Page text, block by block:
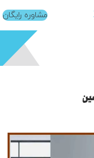
مشاوره رایگان